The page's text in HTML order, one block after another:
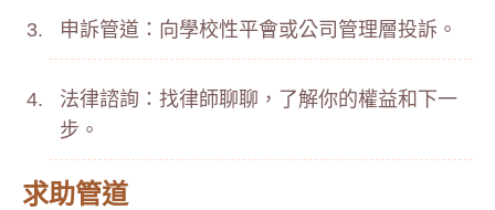
申訴管道：向學校性平會或公司管理層投訴。
法律諮詢：找律師聊聊，了解你的權益和下一
步。
求助管道